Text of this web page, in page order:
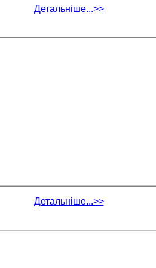
Детальніше...>>
Детальніше...>>